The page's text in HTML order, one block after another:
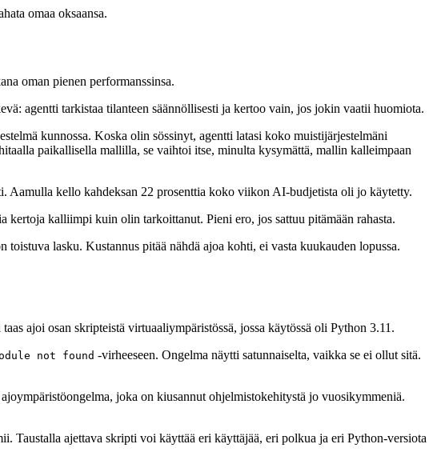
omaa oksaansa.
oman pienen performanssinsa.
agentti tarkistaa tilanteen säännöllisesti ja kertoo vain, jos jokin vaatii huomiota.
kunnossa. Koska olin sössinyt, agentti latasi koko muistijärjestelmäni
paikallisella mallilla, se vaihtoi itse, minulta kysymättä, mallin kalleimpaan
Aamulla kello kahdeksan 22 prosenttia koko viikon AI-budjetista oli jo käytetty.
kalliimpi kuin olin tarkoittanut. Pieni ero, jos sattuu pitämään rahasta.
lasku. Kustannus pitää nähdä ajoa kohti, ei vasta kuukauden lopussa.
ajoi osan skripteistä virtuaaliympäristössä, jossa käytössä oli Python 3.11.
not found -virheeseen. Ongelma näytti satunnaiselta, vaikka se ei ollut sitä.
joka on kiusannut ohjelmistokehitystä jo vuosikymmeniä.
ajettava skripti voi käyttää eri käyttäjää, eri polkua ja eri Python-versiota